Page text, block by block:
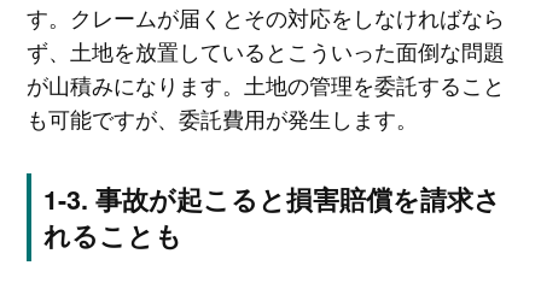
す。クレームが届くとその対応をしなければなら
ず、土地を放置しているとこういった面倒な問題
が山積みになります。土地の管理を委託すること
も可能ですが、委託費用が発生します。
事故が起こると損害賠償を請求さ
れることも